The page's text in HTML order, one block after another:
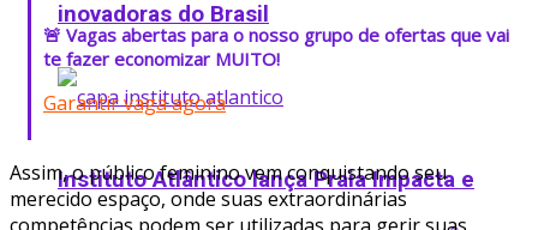
inovadoras do Brasil
Instituto Atlântico lança Praia Impacta e
🚨 Vagas abertas para o nosso grupo de ofertas que vai
te fazer economizar MUITO!
Garantir vaga agora
Assim, o público feminino vem conquistando seu
merecido espaço, onde suas extraordinárias